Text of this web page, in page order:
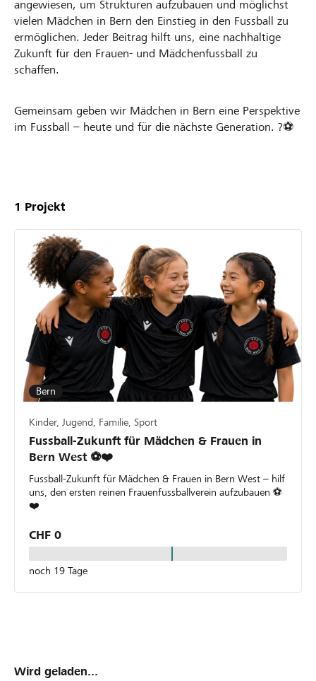
angewiesen, um Strukturen aufzubauen und möglichst
vielen Mädchen in Bern den Einstieg in den Fussball zu
ermöglichen. Jeder Beitrag hilft uns, eine nachhaltige
Zukunft für den Frauen- und Mädchenfussball zu
schaffen.
Gemeinsam geben wir Mädchen in Bern eine Perspektive
im Fussball – heute und für die nächste Generation. ?⚽
Projekte
1 Projekt
Bern
Kinder, Jugend, Familie, Sport
Fussball-Zukunft für Mädchen & Frauen in
Bern West ⚽❤️
Fussball-Zukunft für Mädchen & Frauen in Bern West – hilf
uns, den ersten reinen Frauenfussballverein aufzubauen ⚽
❤️
CHF 0
noch 19 Tage
Wird geladen...